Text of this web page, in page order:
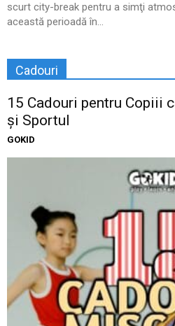
scurt city-break pentru a simţi
această perioadă în...
Cadouri
15 Cadouri pentru Copiii
și Sportul
GOKID